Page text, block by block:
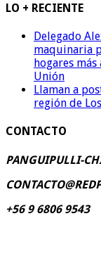
LO + RECIENTE
Delegado
maquinaria
hogares
Unión
Llaman a
región de
CONTACTO
PANGUIPULLI-
+56 9 6806 9543